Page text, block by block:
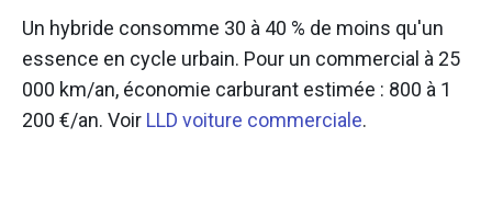
Un hybride consomme 30 à 40 % de moins qu'un
essence en cycle urbain. Pour un commercial à 25
000 km/an, économie carburant estimée : 800 à 1
200 €/an. Voir LLD voiture commerciale.